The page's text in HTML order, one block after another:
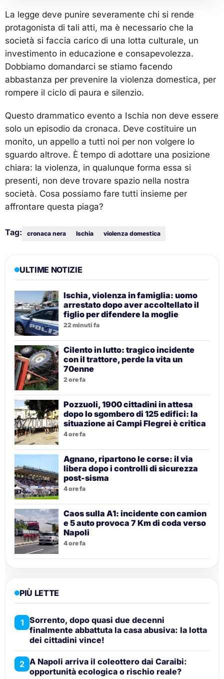
La legge deve punire severamente chi si rende
protagonista di tali atti, ma è necessario che la
società si faccia carico di una lotta culturale, un
investimento in educazione e consapevolezza.
Dobbiamo domandarci se stiamo facendo
abbastanza per prevenire la violenza domestica, per
rompere il ciclo di paura e silenzio.
Questo drammatico evento a Ischia non deve essere
solo un episodio da cronaca. Deve costituire un
monito, un appello a tutti noi per non volgere lo
sguardo altrove. È tempo di adottare una posizione
chiara: la violenza, in qualunque forma essa si
presenti, non deve trovare spazio nella nostra
società. Cosa possiamo fare tutti insieme per
affrontare questa piaga?
Tag: cronaca nera Ischia violenza domestica
ULTIME NOTIZIE
Ischia, violenza in famiglia: uomo
arrestato dopo aver accoltellato il
figlio per difendere la moglie
22 minuti fa
Cilento in lutto: tragico incidente
con il trattore, perde la vita un
70enne
2 ore fa
Pozzuoli, 1900 cittadini in attesa
dopo lo sgombero di 125 edifici: la
situazione ai Campi Flegrei è critica
4 ore fa
Agnano, ripartono le corse: il via
libera dopo i controlli di sicurezza
post-sisma
4 ore fa
Caos sulla A1: incidente con camion
e 5 auto provoca 7 Km di coda verso
Napoli
4 ore fa
PIÙ LETTE
1 Sorrento, dopo quasi due decenni
finalmente abbattuta la casa abusiva: la lotta
dei cittadini vince!
2 A Napoli arriva il coleottero dai Caraibi:
opportunità ecologica o rischio reale?